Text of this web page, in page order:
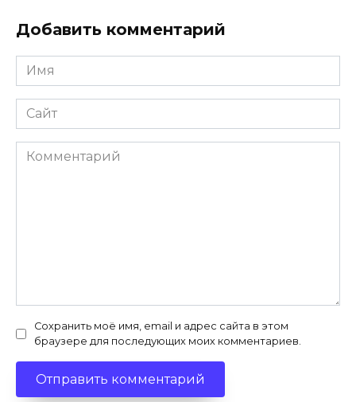
Добавить комментарий
Имя
*
Сайт
Комментарий
Сохранить моё имя, email и адрес сайта в этом
браузере для последующих моих комментариев.